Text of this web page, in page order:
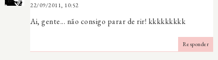
22/09/2011, 10:52
Ai, gente... não consigo parar de rir! kkkkkkkkk
Responder